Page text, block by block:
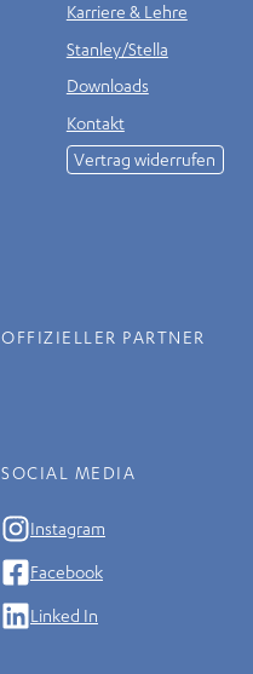
Karriere & Lehre
Stanley/Stella
Downloads
Kontakt
Vertrag widerrufen
OFFIZIELLER PARTNER
SOCIAL MEDIA
Instagram
Facebook
Linked In